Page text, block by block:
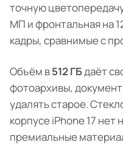
точную
МП и фронтальная на
кадры, сравнимые с
Объём в512 ГБдаёт
фотоархивы,
удалять старое.
корпусе iPhone 17 нет
премиальные